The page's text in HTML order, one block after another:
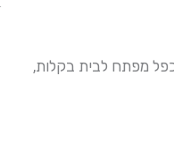
לבית בקלות,